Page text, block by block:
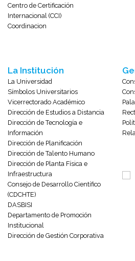
Centro de Certificación
Internacional (CCI)
Coordinacion
La Institución
La Universidad
Símbolos Universitarios
Vicerrectorado Académico
Dirección de Estudios a Distancia
Dirección de Tecnología e
Información
Dirección de Planificación
Dirección de Talento Humano
Dirección de Planta Física e
Infraestructura
Consejo de Desarrollo Científico
(CDCHTE)
DASBISI
Departamento de Promoción
Institucional
Dirección de Gestión Corporativa